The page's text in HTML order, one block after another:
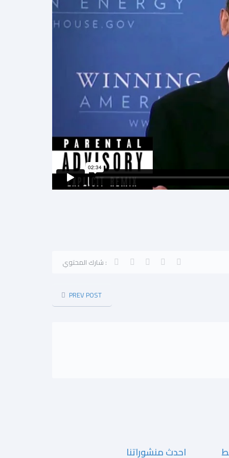
شارك المحتوي :
PREV POST
احدث منشوراتنا